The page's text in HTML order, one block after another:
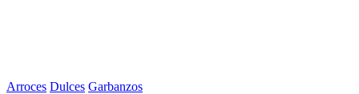
Arroces Dulces Garbanzos